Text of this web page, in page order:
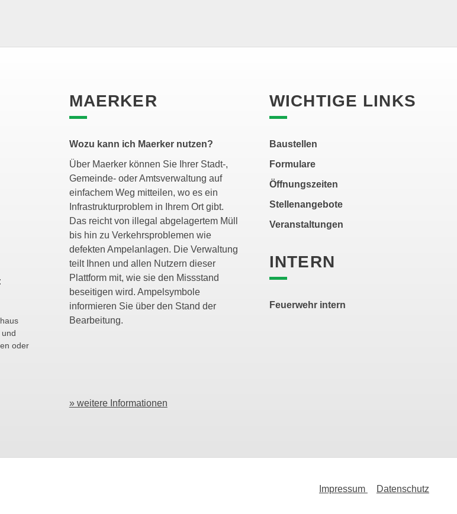
oder
MAERKER
Wozu kann ich Maerker nutzen?
Über Maerker können Sie Ihrer Stadt-,
Gemeinde- oder Amtsverwaltung auf
einfachem Weg mitteilen, wo es ein
Infrastrukturproblem in Ihrem Ort gibt.
Das reicht von illegal abgelagertem Müll
bis hin zu Verkehrsproblemen wie
defekten Ampelanlagen. Die Verwaltung
teilt Ihnen und allen Nutzern dieser
Plattform mit, wie sie den Missstand
beseitigen wird. Ampelsymbole
informieren Sie über den Stand der
Bearbeitung.
» weitere Informationen
WICHTIGE LINKS
Baustellen
Formulare
Öffnungszeiten
Stellenangebote
Veranstaltungen
INTERN
Feuerwehr intern
Impressum Datenschutz